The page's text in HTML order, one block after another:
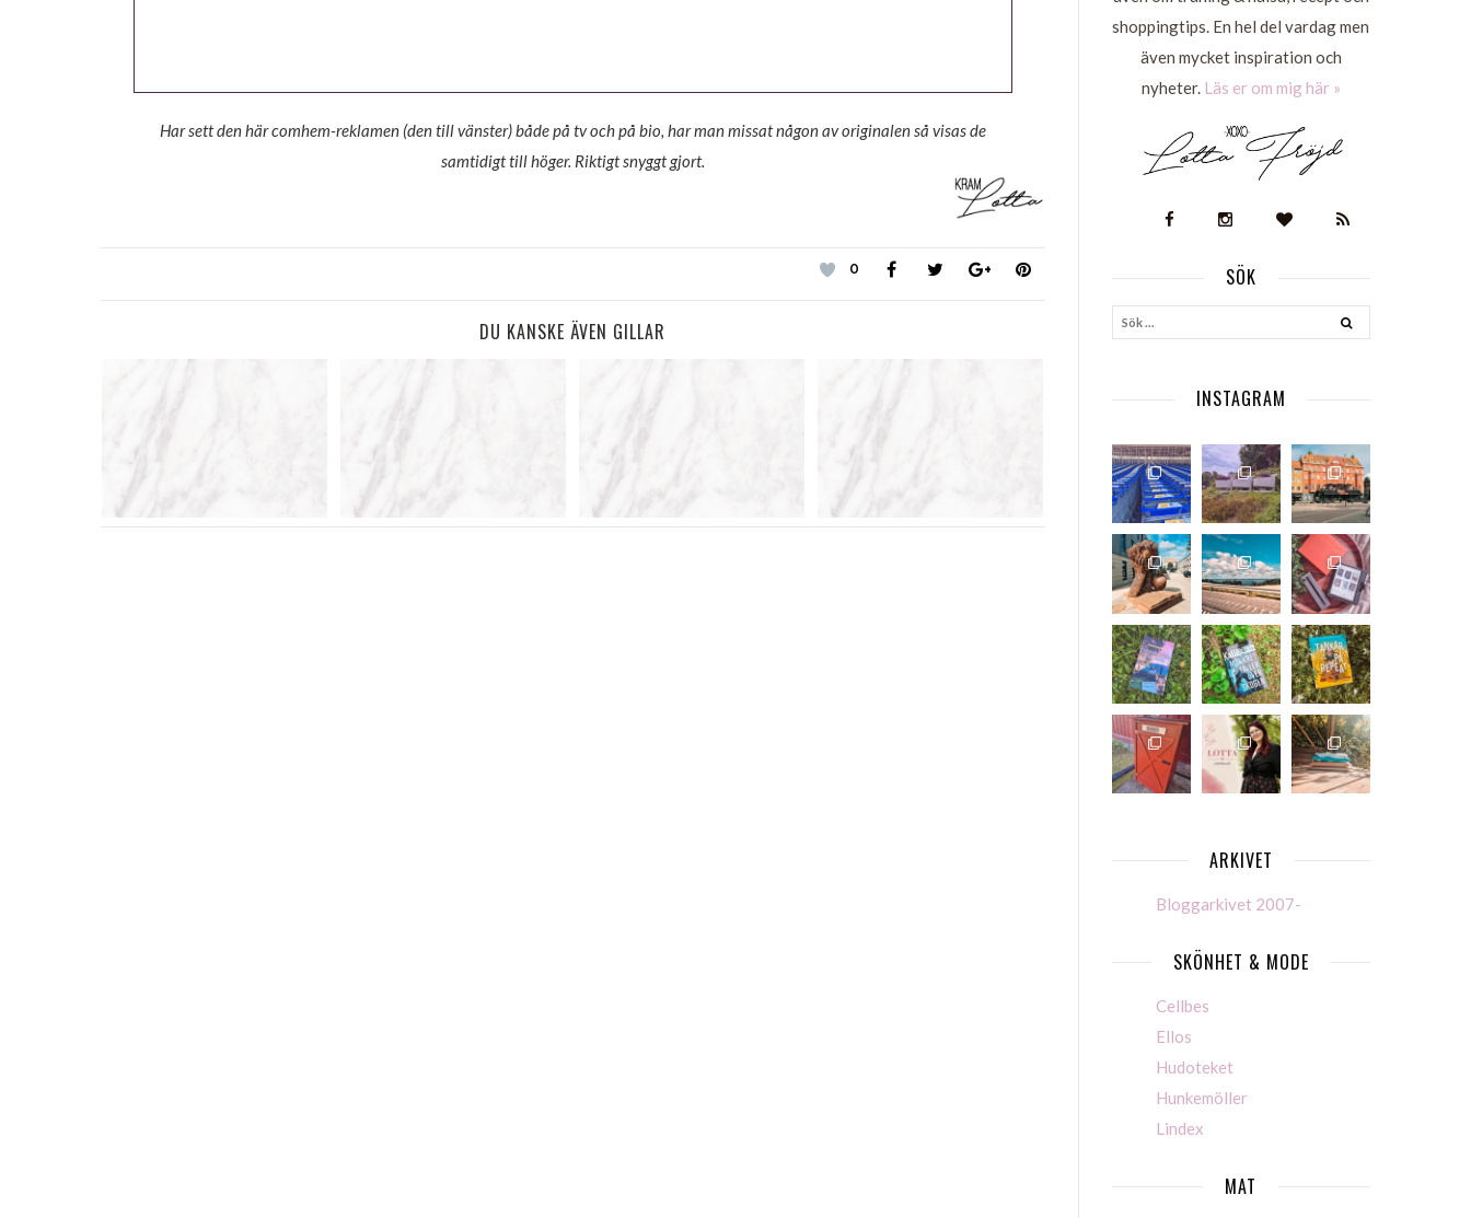
Har sett den här comhem-reklamen (den till vänster) både på tv och på bio, har man missat någon av originalen så visas de
samtidigt till höger. Riktigt snyggt gjort.
0
DU KANSKE ÄVEN GILLAR
shoppingtips. En hel del vardag men
även mycket inspiration och
nyheter. Läs er om mig här »
SÖK
INSTAGRAM
ARKIVET
Bloggarkivet 2007-
SKÖNHET & MODE
Cellbes
Ellos
Hudoteket
Hunkemöller
Lindex
MAT